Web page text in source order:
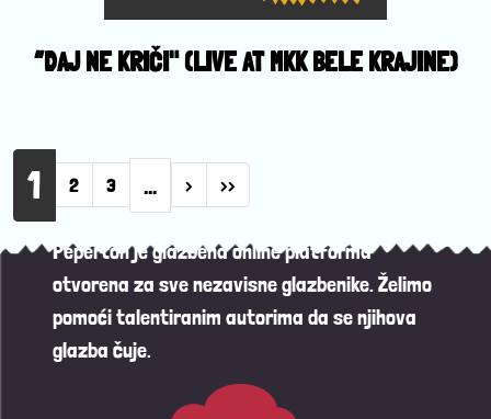
“DAJ NE KRIČI" (LIVE AT MKK BELE KRAJINE)
Pagination
1 2 3 … › Next page
››
Peperton je glazbena online platforma
otvorena za sve nezavisne glazbenike. Želimo
pomoći talentiranim autorima da se njihova
glazba čuje.